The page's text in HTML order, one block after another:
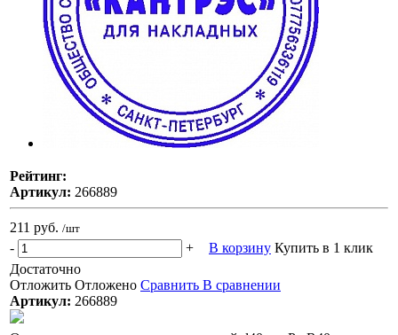
Рейтинг:
Артикул: 266889
211 руб. /шт
- + В корзину Купить в 1 клик
Достаточно
Отложить Отложено Сравнить В сравнении
Артикул: 266889